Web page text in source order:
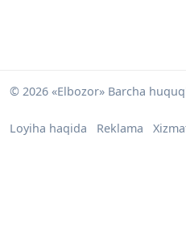
© 2026 «Elbozor» Barcha
Loyiha haqida Reklama